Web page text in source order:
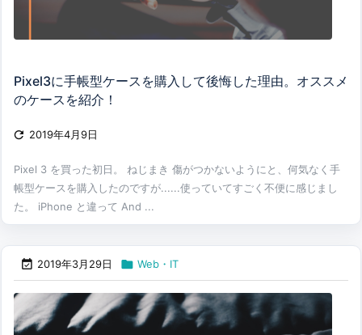
Pixel3に手帳型ケースを購入して後悔した理由。オススメ
のケースを紹介！
 2019年4月9日
Pixel 3 を買った初日。 ねじまき 傷がつかないようにと、何気なく手
帳型ケースを購入したのですが......使っていてすごく不便に感じまし
た。 iPhone と違って And ...
 2019年3月29日  Web・IT